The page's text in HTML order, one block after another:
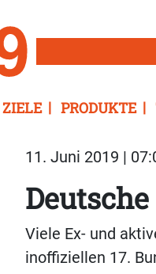
ZIELE PRODUKTE
11. Juni 2019 |
Viele Ex- und
inoffiziellen 17.